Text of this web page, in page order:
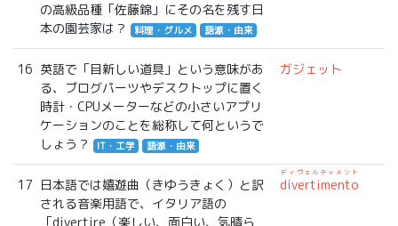
の高級品種「佐藤錦」にその名を残す日
本の園芸家は？
料理・グルメ 語源・由来
16 英語で「目新しい道具」という意味があ
る、ブログパーツやデスクトップに置く
時計・CPUメーターなどの小さいアプリ
ケーションのことを総称して何というで
しょう？
IT・工学 語源・由来
ガジェット
17 日本語では嬉遊曲（きゆうきょく）と訳
される音楽用語で、イタリア語の
「divertire（楽しい、面白い、気晴ら
divertimento
ディヴェルティメント